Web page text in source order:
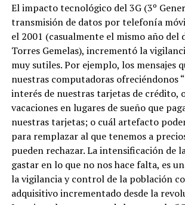
El impacto tecnológico del 3G (3º
transmisión de datos por telefonía
el 2001 (casualmente el mismo año del
Torres Gemelas), incrementó la
muy sutiles. Por ejemplo, los mensajes
nuestras computadoras ofreciéndonos
interés de nuestras tarjetas de crédito,
vacaciones en lugares de sueño que
nuestras tarjetas; o cuál artefacto
para remplazar al que tenemos a
pueden rechazar. La intensificación de
gastar en lo que no nos hace falta, es
la vigilancia y control de la población
adquisitivo incrementado desde la